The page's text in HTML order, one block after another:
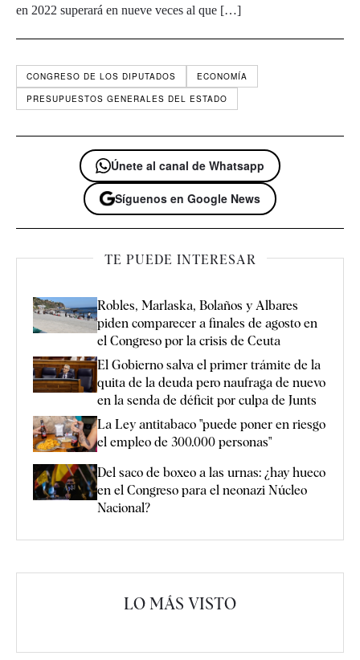
en 2022 superará en nueve veces al que […]
CONGRESO DE LOS DIPUTADOS
ECONOMÍA
PRESUPUESTOS GENERALES DEL ESTADO
Únete al canal de Whatsapp
Síguenos en Google News
TE PUEDE INTERESAR
Robles, Marlaska, Bolaños y Albares
piden comparecer a finales de agosto en
el Congreso por la crisis de Ceuta
El Gobierno salva el primer trámite de la
quita de la deuda pero naufraga de nuevo
en la senda de déficit por culpa de Junts
La Ley antitabaco "puede poner en riesgo
el empleo de 300.000 personas"
Del saco de boxeo a las urnas: ¿hay hueco
en el Congreso para el neonazi Núcleo
Nacional?
LO MÁS VISTO